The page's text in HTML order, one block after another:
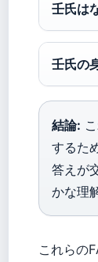
壬氏は
壬氏の
結論:
するた
答えが
かな理
これらの